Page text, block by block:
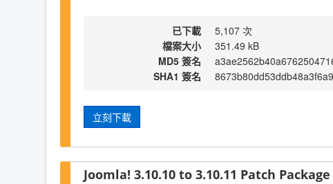
已下載
5,107 次
檔案大小
351.49 kB
MD5 簽名
SHA1 簽名
立刻下載
Joomla! 3.10.10 to 3.10.11 Patch